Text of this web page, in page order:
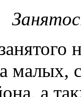
малых,
а